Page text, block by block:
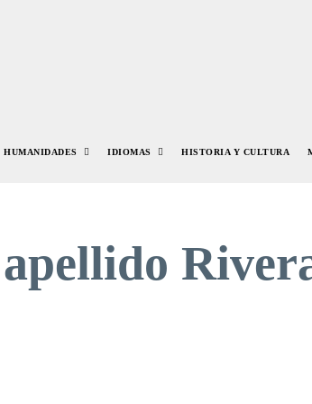
HUMANIDADES IDIOMAS HISTORIA Y CULTURA
apellido